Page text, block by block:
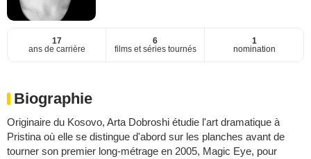
17
ans de carrière
6
films et séries tournés
1
nomination
Biographie
Originaire du Kosovo, Arta Dobroshi étudie l'art dramatique à
Pristina où elle se distingue d'abord sur les planches avant de
tourner son premier long-métrage en 2005, Magic Eye, pour